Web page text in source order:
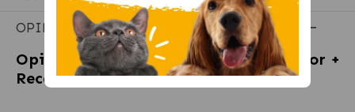
OPINIONES
Opiniones sobreFeliway Classic Difusor +
Recambio Anti-Estrés para Gatos